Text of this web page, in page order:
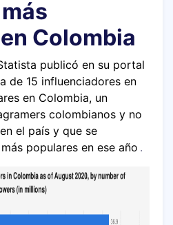
Colombia
publicó en su portal
de 15 influenciadores en
en Colombia, un
colombianos y no
el país y que se
populares en ese año .